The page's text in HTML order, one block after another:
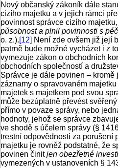
Nový občanský zákoník dále
cizího majetku a v jejich rámci
povinnost správce cizího
působnost a plnil povinnosti s
o. z.).[12] Není zde ovšem již její
patrně bude možné vycházet i z
vymezuje zákon o obchodních
obchodních společností a
Správce je dále povinen –
záznamy o spravovaném
majetek s majetkem pod svou
může bezúplatně převést
přímo v povaze správy, nebo
hodnoty, jehož se správce
ve shodě s účelem správy (§
trestní odpovědnosti za porušení
majetku je rovněž podstatné, že
povinen činitjen obezřetné
vymezených v ustanoveních §